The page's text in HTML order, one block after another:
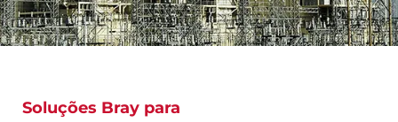
Soluções Bray para